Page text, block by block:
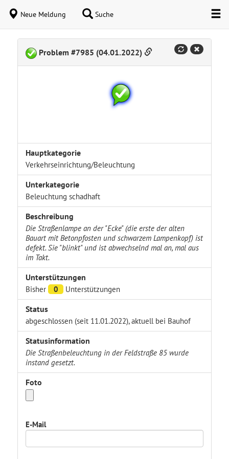
Neue Meldung Suche
Problem #7985 (04.01.2022)
Hauptkategorie
Verkehrseinrichtung/Beleuchtung
Unterkategorie
Beleuchtung schadhaft
Beschreibung
Die Straßenlampe an der "Ecke" (die erste der alten
Bauart mit Betonpfosten und schwarzem Lampenkopf) ist
defekt. Sie "blinkt" und ist abwechselnd mal an, mal aus
im Takt.
Unterstützungen
Bisher 0 Unterstützungen
Status
abgeschlossen (seit 11.01.2022), aktuell bei Bauhof
Statusinformation
Die Straßenbeleuchtung in der Feldstraße 85 wurde
instand gesetzt.
Foto
E-Mail